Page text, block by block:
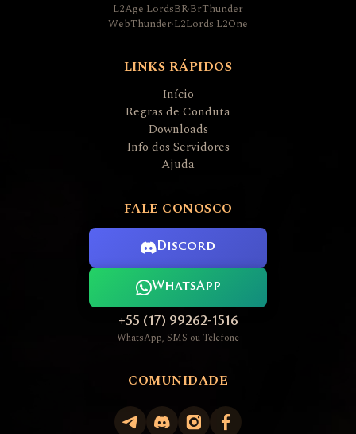
L2Age·LordsBR·BrThunder
WebThunder·L2Lords·L2One
LINKS RÁPIDOS
Início
Regras de Conduta
Downloads
Info dos Servidores
Ajuda
FALE CONOSCO
Discord
WhatsApp
+55 (17) 99262-1516
WhatsApp, SMS ou Telefone
COMUNIDADE